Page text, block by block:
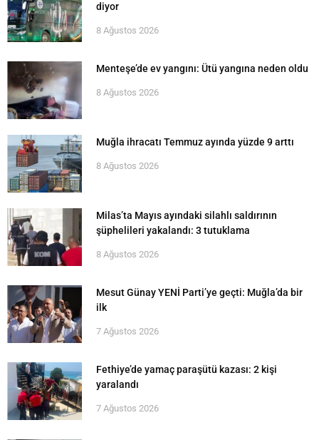
diyor
8 Ağustos 2026
Menteşe’de ev yangını: Ütü yangına neden oldu
8 Ağustos 2026
Muğla ihracatı Temmuz ayında yüzde 9 arttı
8 Ağustos 2026
Milas’ta Mayıs ayındaki silahlı saldırının
şüphelileri yakalandı: 3 tutuklama
8 Ağustos 2026
Mesut Günay YENİ Parti’ye geçti: Muğla’da bir
ilk
7 Ağustos 2026
Fethiye’de yamaç paraşütü kazası: 2 kişi
yaralandı
7 Ağustos 2026